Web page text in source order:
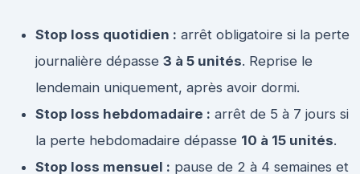
Stop loss quotidien : arrêt obligatoire si la perte
journalière dépasse 3 à 5 unités. Reprise le
lendemain uniquement, après avoir dormi.
Stop loss hebdomadaire : arrêt de 5 à 7 jours si
la perte hebdomadaire dépasse 10 à 15 unités.
Stop loss mensuel : pause de 2 à 4 semaines et